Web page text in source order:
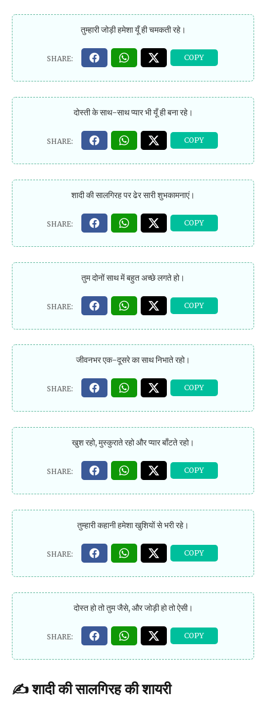
तुम्हारी जोड़ी हमेशा यूँ ही चमकती रहे।
दोस्ती के साथ-साथ प्यार भी यूँ ही बना रहे।
शादी की सालगिरह पर ढेर सारी शुभकामनाएं।
तुम दोनों साथ में बहुत अच्छे लगते हो।
जीवनभर एक-दूसरे का साथ निभाते रहो।
खुश रहो, मुस्कुराते रहो और प्यार बाँटते रहो।
तुम्हारी कहानी हमेशा खुशियों से भरी रहे।
दोस्त हो तो तुम जैसे, और जोड़ी हो तो ऐसी।
✍️ शादी की सालगिरह की शायरी